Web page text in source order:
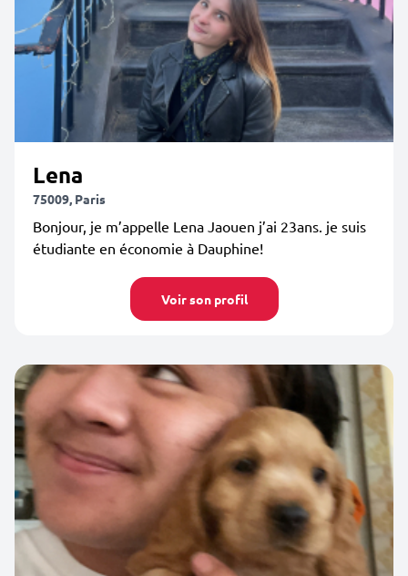
Lena
75009, Paris
Bonjour, je m’appelle Lena Jaouen j’ai 23ans. je suis
étudiante en économie à Dauphine!
Voir son profil